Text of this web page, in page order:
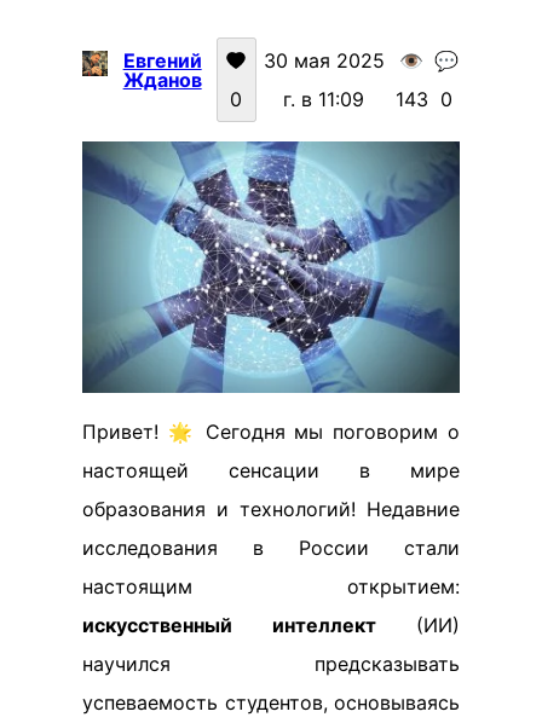
Евгений
Жданов
0
30 мая 2025
г. в 11:09
👁️
143
💬
0
Привет! 🌟 Сегодня мы поговорим о
настоящей сенсации в мире
образования и технологий! Недавние
исследования в России стали
настоящим открытием:
искусственный интеллект(ИИ)
научился предсказывать
успеваемость студентов, основываясь